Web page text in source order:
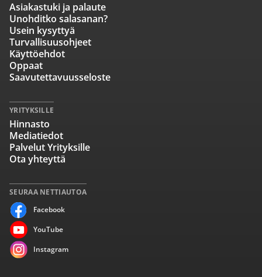
SEURAA NETTIAUTOA
Facebook
YouTube
Instagram
Asiakastuki ja palaute
Unohditko salasanan?
Usein kysyttyä
Turvallisuusohjeet
Käyttöehdot
Oppaat
Saavutettavuusseloste
YRITYKSILLE
Hinnasto
Mediatiedot
Palvelut Yrityksille
Ota yhteyttä